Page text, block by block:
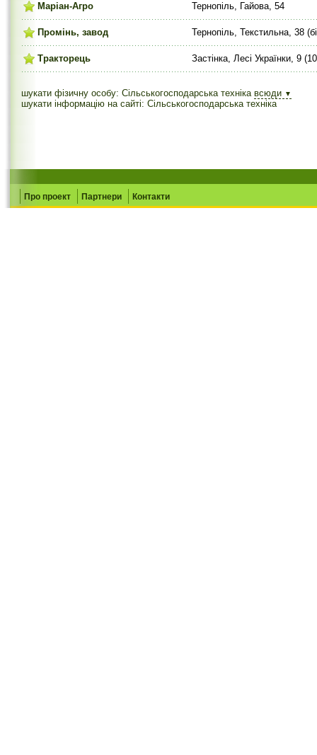
Маріан-Агро Тернопіль, Гайова, 54
Промінь, завод Тернопіль, Текстильна, 38
Тракторець Застінка, Лесі Українки, 9
шукати фізичну особу: Сільськогосподарська техніка всюди ▼
шукати інформацію на сайті: Сільськогосподарська техніка
Про проект Партнери Контакти